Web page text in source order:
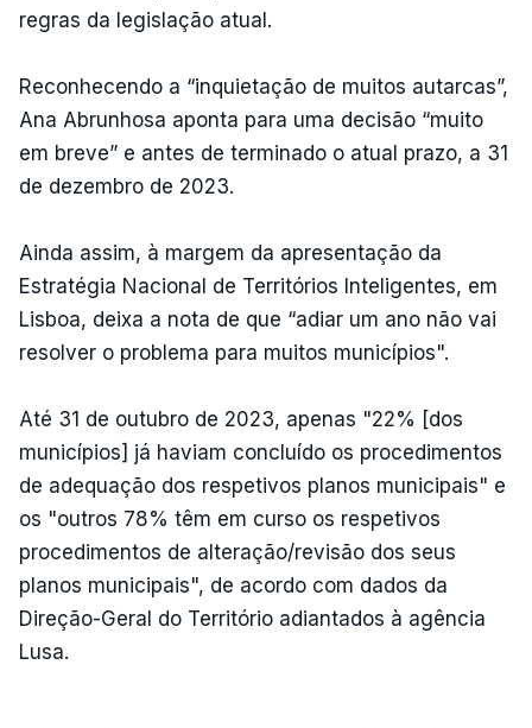
regras da legislação atual.
Reconhecendo a “inquietação de muitos autarcas”,
Ana Abrunhosa aponta para uma decisão “muito
em breve” e antes de terminado o atual prazo, a 31
de dezembro de 2023.
Ainda assim, à margem da apresentação da
Estratégia Nacional de Territórios Inteligentes, em
Lisboa, deixa a nota de que “adiar um ano não vai
resolver o problema para muitos municípios".
Até 31 de outubro de 2023, apenas "22% [dos
municípios] já haviam concluído os procedimentos
de adequação dos respetivos planos municipais" e
os "outros 78% têm em curso os respetivos
procedimentos de alteração/revisão dos seus
planos municipais", de acordo com dados da
Direção-Geral do Território adiantados à agência
Lusa.